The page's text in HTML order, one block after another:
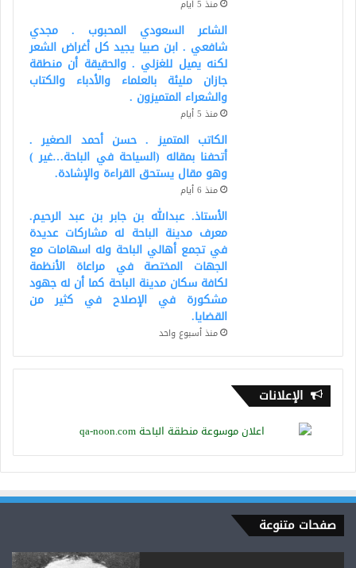
منذ 5 أيام
الشاعر السعودي المحبوب . مجدي
شافعي . ابن صبيا يجيد كل أغراض الشعر
لكنه يميل للغزلي . والحقيقة أن منطقة
جازان مليئة بالعلماء والأدباء والكتاب
والشعراء المتميزون .
منذ 5 أيام
الكاتب المتميز . حسن أحمد الصغير .
أتحفنا بمقاله (السياحة في الباحة…غير )
وهو مقال يستحق القراءة والإشادة.
منذ 6 أيام
الأستاذ. عبدالله بن جابر بن عبد الرحيم.
معرف مدينة الباحة له مشاركات عديدة
في تجمع أهالي الباحة وله اسهامات مع
الجهات المختصة في مراعاة الأنظمة
لكافة سكان مدينة الباحة كما أن له جهود
مشكورة في الإصلاح في كثير من
القضايا.
منذ أسبوع واحد
الإعلانات
صفحات متنوعة